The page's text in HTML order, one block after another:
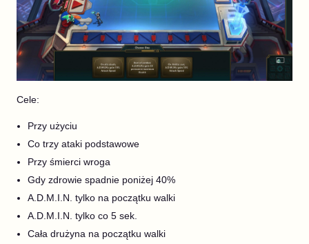
Cele:
Przy użyciu
Co trzy ataki podstawowe
Przy śmierci wroga
Gdy zdrowie spadnie poniżej 40%
A.D.M.I.N. tylko na początku walki
A.D.M.I.N. tylko co 5 sek.
Cała drużyna na początku walki